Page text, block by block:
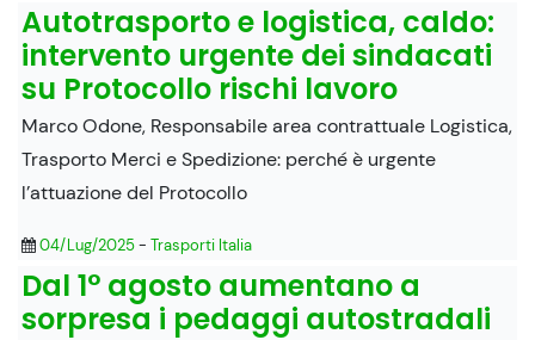
Autotrasporto e logistica, caldo:
intervento urgente dei sindacati
su Protocollo rischi lavoro
Marco Odone, Responsabile area contrattuale Logistica,
Trasporto Merci e Spedizione: perché è urgente
l’attuazione del Protocollo
04/Lug/2025- Trasporti Italia
Dal 1° agosto aumentano a
sorpresa i pedaggi autostradali